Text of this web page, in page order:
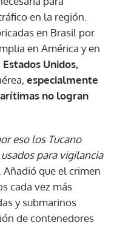
en la región.
en Brasil por
en América y en
Estados Unidos,
especialmente
no logran
eso los Tucano
para vigilancia
Añadió que el crimen
cada vez más
y submarinos
de contenedores